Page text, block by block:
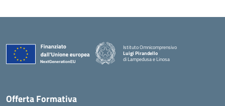
Istituto Omnicomprensivo
Luigi Pirandello
di Lampedusa e Linosa
Offerta Formativa